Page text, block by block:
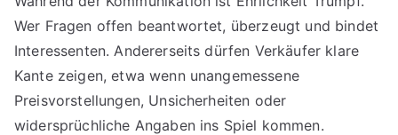
Wer Fragen offen beantwortet, überzeugt und bindet
Interessenten. Andererseits dürfen Verkäufer klare
Kante zeigen, etwa wenn unangemessene
Preisvorstellungen, Unsicherheiten oder
widersprüchliche Angaben ins Spiel kommen.